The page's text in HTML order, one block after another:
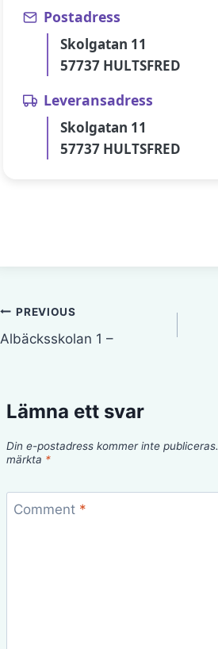
Postadress
Skolgatan 11
57737 HULTSFRED
Leveransadress
Skolgatan 11
57737 HULTSFRED
Inläggsnavigering
PREVIOUS
Albäcksskolan 1 –
Lämna ett svar
Din e-postadress kommer inte publiceras.
märkta *
Comment *